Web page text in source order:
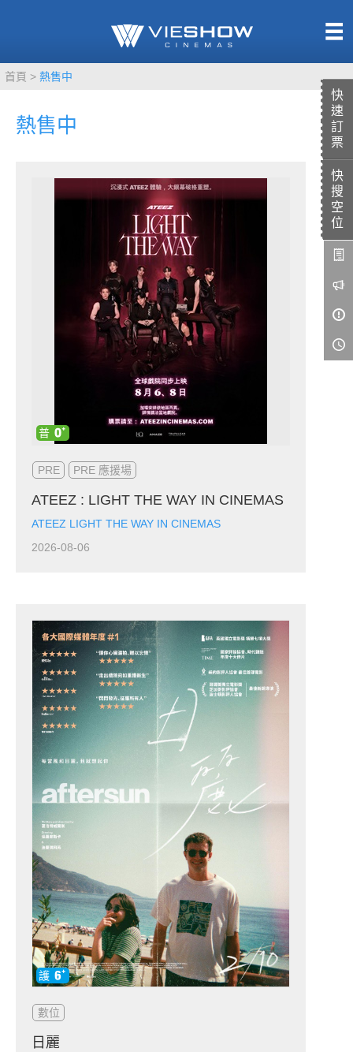
快
速
訂
票
快
搜
空
位
首頁 熱售中
熱售中
PRE PRE 應援場
ATEEZ : LIGHT THE WAY IN CINEMAS
ATEEZ LIGHT THE WAY IN CINEMAS
2026-08-06
數位
日麗
TITAN SCREEN
MUCROWN
VR 演唱會
GOLD CLASS
AD口述影像
LIVE演唱會
影城餐飲
UNICORN
影城活動
合作夥伴